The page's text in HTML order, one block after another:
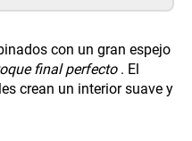
con un gran espejo
final perfecto. El
crean un interior suave y